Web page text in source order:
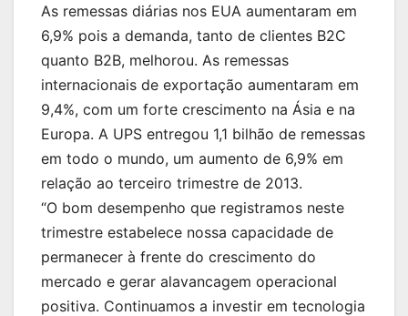
As remessas diárias nos EUA aumentaram em
6,9% pois a demanda, tanto de clientes B2C
quanto B2B, melhorou. As remessas
internacionais de exportação aumentaram em
9,4%, com um forte crescimento na Ásia e na
Europa. A UPS entregou 1,1 bilhão de remessas
em todo o mundo, um aumento de 6,9% em
relação ao terceiro trimestre de 2013.
“O bom desempenho que registramos neste
trimestre estabelece nossa capacidade de
permanecer à frente do crescimento do
mercado e gerar alavancagem operacional
positiva. Continuamos a investir em tecnologia